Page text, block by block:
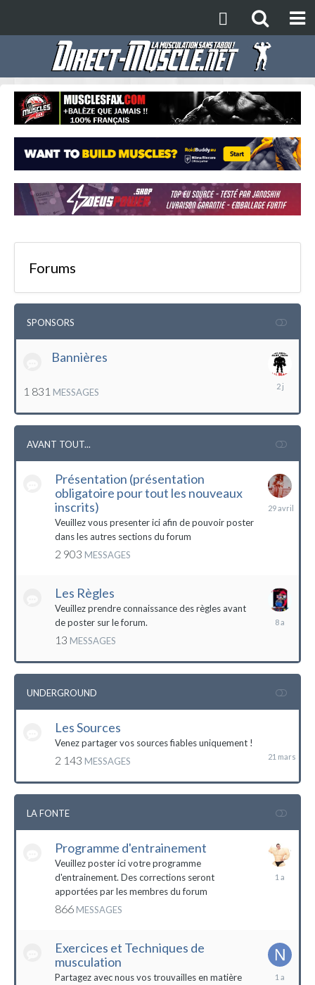
Forums
SPONSORS
Bannières
1 831 MESSAGES
lundi
AVANT TOUT...
Présentation (présentation
obligatoire pour tout les nouveaux
inscrits)
Veuillez vous presenter ici afin de pouvoir poster
dans les autres sections du forum
2 903 MESSAGES
29
Les Règles
Veuillez prendre connaissance des règles avant
de poster sur le forum.
13 MESSAGES
UNDERGROUND
Les Sources
Venez partager vos sources fiables uniquement !
2 143 MESSAGES
LA FONTE
Programme d'entrainement
Veuillez poster ici votre programme
d'entrainement. Des corrections seront
apportées par les membres du forum
866 MESSAGES
20
Exercices et Techniques de
musculation
Partagez avec nous vos trouvailles en matière
25